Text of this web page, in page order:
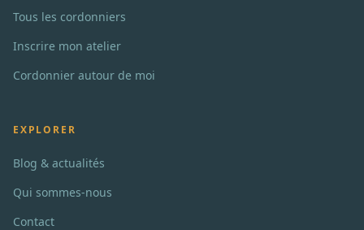
Tous les cordonniers
Inscrire mon atelier
Cordonnier autour de moi
EXPLORER
Blog & actualités
Qui sommes-nous
Contact